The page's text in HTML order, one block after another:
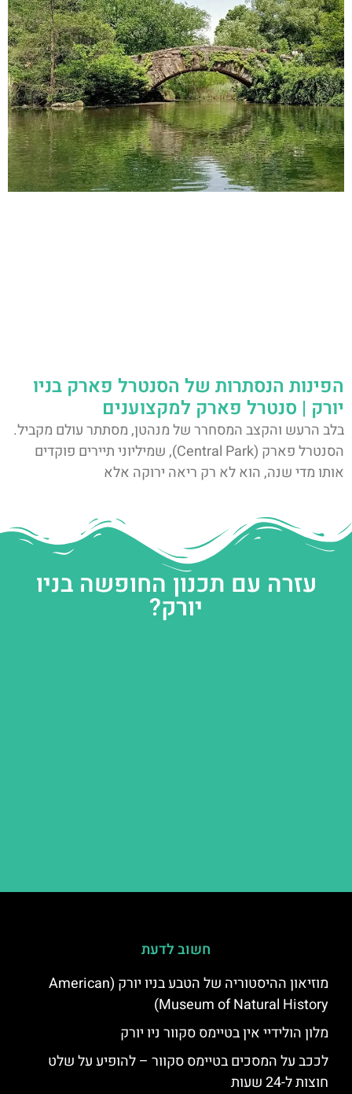
הפינות הנסתרות של הסנטרל פארק בניו
יורק | סנטרל פארק למקצוענים
בלב הרעש והקצב המסחרר של מנהטן, מסתתר עולם מקביל.
הסנטרל פארק (Central Park), שמיליוני תיירים פוקדים
אותו מדי שנה, הוא לא רק ריאה ירוקה אלא
עזרה עם תכנון החופשה בניו
יורק?
חשוב לדעת
מוזיאון ההיסטוריה של הטבע בניו יורק (American
Museum of Natural History)
מלון הולידיי אין בטיימס סקוור ניו יורק
לככב על המסכים בטיימס סקוור – להופיע על שלט
חוצות ל-24 שעות